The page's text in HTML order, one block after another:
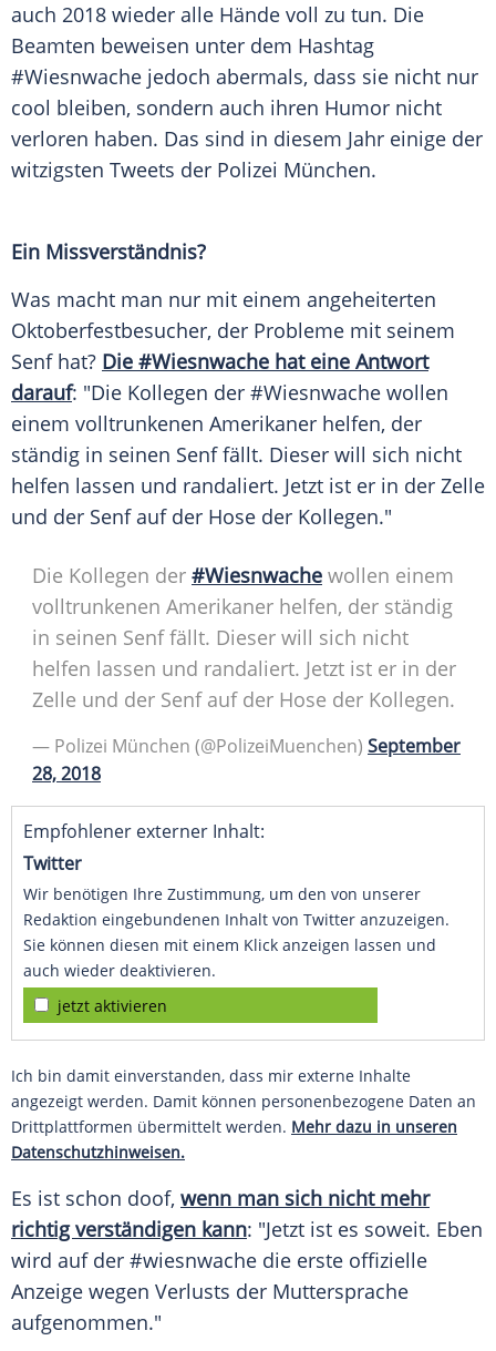
auch 2018 wieder alle Hände voll zu tun. Die
Beamten beweisen unter dem Hashtag
#Wiesnwache jedoch abermals, dass sie nicht nur
cool bleiben, sondern auch ihren Humor nicht
verloren haben. Das sind in diesem Jahr einige der
witzigsten Tweets der Polizei München.
Ein Missverständnis?
Was macht man nur mit einem angeheiterten
Oktoberfestbesucher, der Probleme mit seinem
Senfhat? Die #Wiesnwache hat eine Antwort
darauf: "Die Kollegen der #Wiesnwache wollen
einem volltrunkenen Amerikaner helfen, der
ständig in seinen Senffällt. Dieser will sich nicht
helfen lassen und randaliert. Jetzt ist er in der Zelle
und der Senfauf der Hose der Kollegen."
Die Kollegen der #Wiesnwache wollen einem
volltrunkenen Amerikaner helfen, der ständig
in seinen Senffällt. Dieser will sich nicht
helfen lassen und randaliert. Jetzt ist er in der
Zelle und der Senfauf der Hose der Kollegen.
— Polizei München (@PolizeiMuenchen) September
28, 2018
Empfohlener externer Inhalt:
Twitter
Wir benötigen Ihre Zustimmung, um den von unserer
Redaktion eingebundenen Inhalt von Twitter anzuzeigen.
Sie können diesen mit einem Klick anzeigen lassen und
auch wieder deaktivieren.
jetzt aktivieren
Ich bin damit einverstanden, dass mir externe Inhalte
angezeigt werden. Damit können personenbezogene Daten an
Drittplattformen übermittelt werden. Mehr dazu in unseren
Datenschutzhinweisen.
Es ist schon doof, wenn man sich nicht mehr
richtig verständigen kann: "Jetzt ist es soweit. Eben
wird auf der #wiesnwache die erste offizielle
Anzeige wegen Verlusts der Muttersprache
aufgenommen."